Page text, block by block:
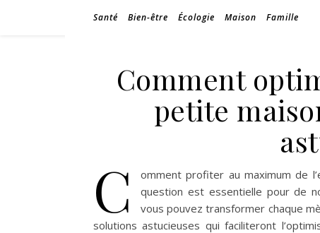
Santé Bien-être Écologie Maison Famille
Comment
petite
C
omment profiter au maximum de
question est essentielle pour de
vous pouvez transformer chaque
solutions astucieuses qui faciliteront